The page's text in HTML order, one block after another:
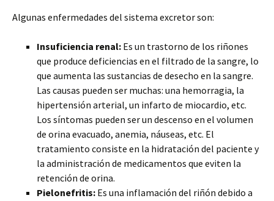
Algunas enfermedades del sistema excretor son:
Insuficiencia renal: Es un trastorno de los riñones
que produce deficiencias en el filtrado de la sangre, lo
que aumenta las sustancias de desecho en la sangre.
Las causas pueden ser muchas: una hemorragia, la
hipertensión arterial, un infarto de miocardio, etc.
Los síntomas pueden ser un descenso en el volumen
de orina evacuado, anemia, náuseas, etc. El
tratamiento consiste en la hidratación del paciente y
la administración de medicamentos que eviten la
retención de orina.
Pielonefritis: Es una inflamación del riñón debido a